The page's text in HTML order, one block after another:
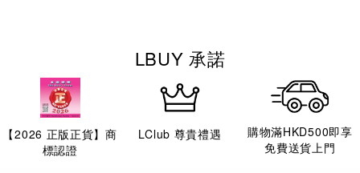
LBUY 承諾
【2026 正版正貨】商
標認證
LClub 尊貴禮遇
購物滿HKD500即享
免費送貨上門